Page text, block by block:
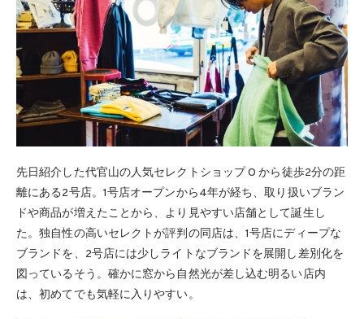
先日紹介した代官山の人気セレクトショップ O から徒歩2分の距
離にある2号店。1号店オープンから4年が経ち、取り扱いブラン
ドや商品が増えたことから、より見やすい店舗として誕生し
た。独自性の高いセレクトが評判の同店は、1号店にディープな
ブランドを、2号店には少しライトなブランドを展開し差別化を
図っているそう。確かに窓から自然光が差し込む明るい店内
は、初めてでも気軽に入りやすい。